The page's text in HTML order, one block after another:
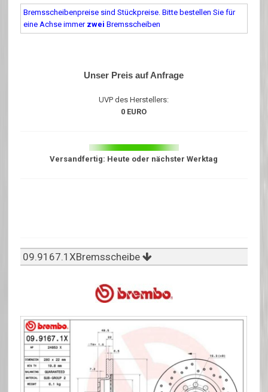
Bremsscheibenpreise sind Stückpreise. Bitte bestellen Sie für
eine Achse immer zwei Bremsscheiben
Unser Preis auf Anfrage
UVP des Herstellers:
0 EURO
Versandfertig: Heute oder nächster Werktag
09.9167.1XBremsscheibe